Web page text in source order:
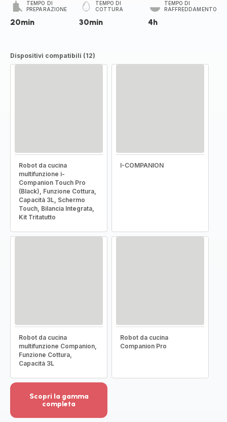
TEMPO DI
PREPARAZIONE
20min
TEMPO DI
COTTURA
30min
TEMPO DI
RAFFREDDAMENTO
4h
Dispositivi compatibili (12)
Robot da cucina
multifunzione i-
Companion Touch Pro
(Black), Funzione Cottura,
Capacità 3L, Schermo
Touch, Bilancia Integrata,
Kit Tritatutto
I-COMPANION
Robot da cucina
multifunzione Companion,
Funzione Cottura,
Capacità 3L
Robot da cucina
Companion Pro
Scopri la gamma
completa